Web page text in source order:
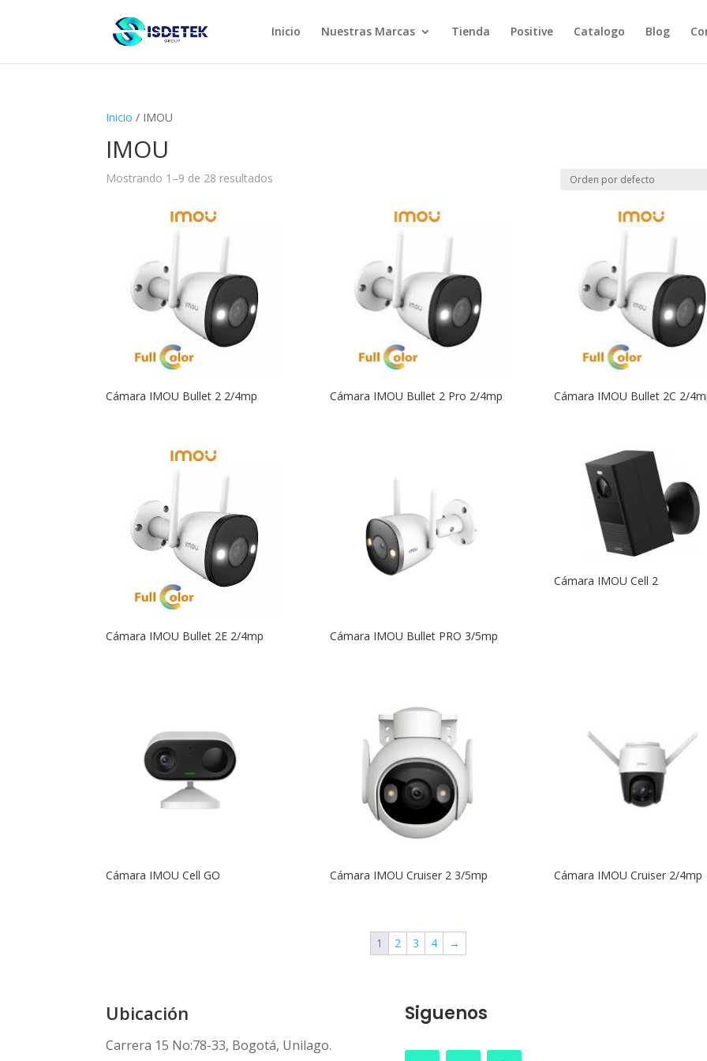
Inicio Nuestras Marcas Tienda Positive Catalogo Blog
Inicio / IMOU
IMOU
Mostrando 1–9 de 28 resultados
Cámara IMOU Bullet 2 2/4mp Cámara IMOU Bullet 2 Pro 2/4mp Cámara IMOU Bullet 2C 2/
Cámara IMOU Bullet 2E 2/4mp Cámara IMOU Bullet PRO 3/5mp
Cámara IMOU Cell 2
Cámara IMOU Cell GO Cámara IMOU Cruiser 2 3/5mp Cámara IMOU Cruiser 2/4mp
1 2 3 4 →
Ubicación
Carrera 15 No:78-33, Bogotá, Unilago.
Siguenos